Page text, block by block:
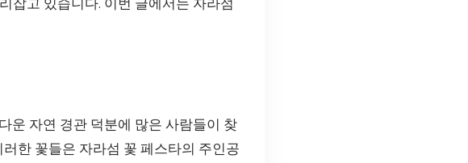
운 자연 경관 덕분에 많은 사람들이 찾
한 꽃들은 자라섬 꽃 페스타의 주인공